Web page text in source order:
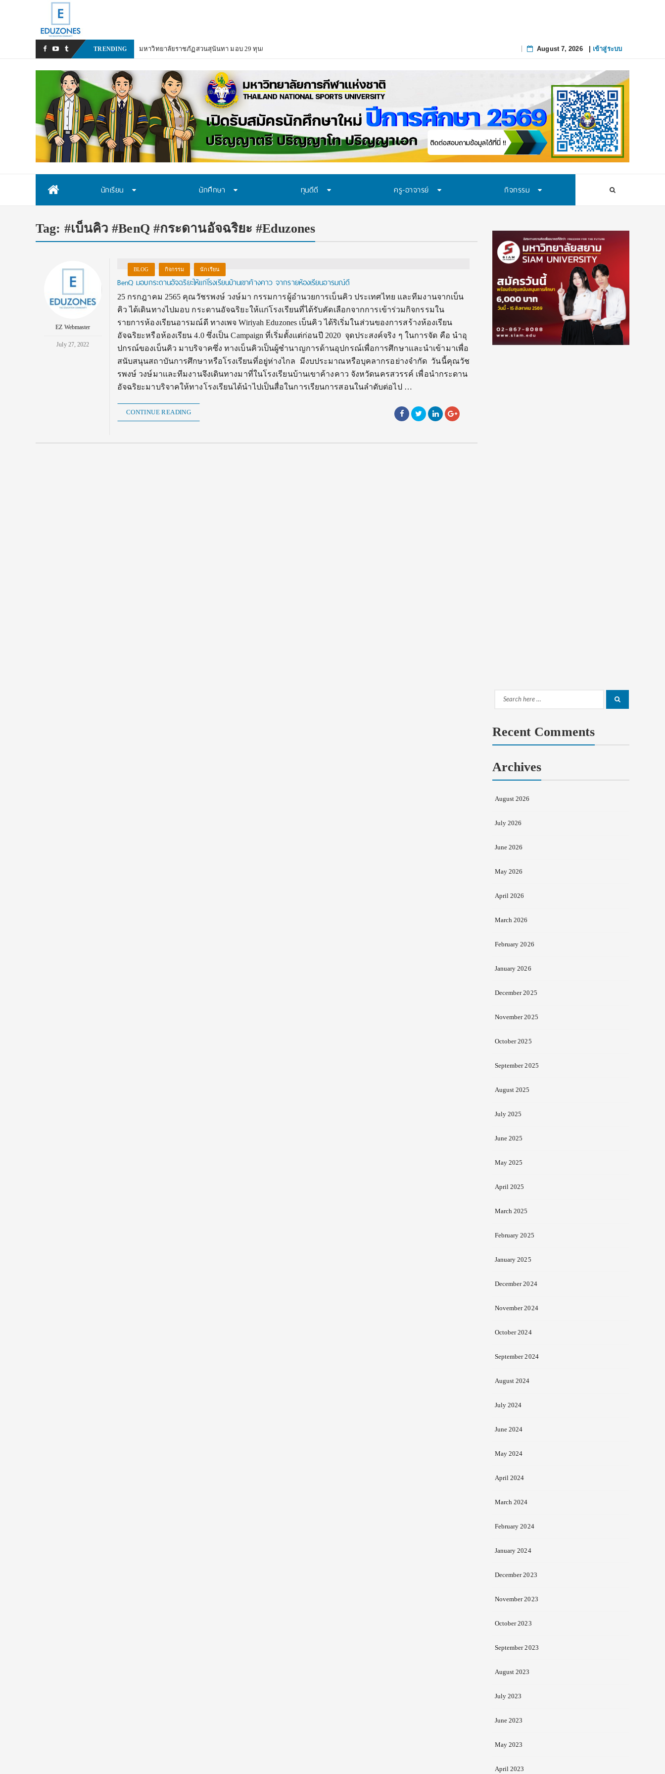
TRENDING
มหาวิทยาลัยราชภัฏสวนสุนันทา มอบ 29 ทุนแบบต่อเนื่องตลอดหลักสูตร สนับสนุนเยาวชนเรียนจนจบ สร้างโอกาสทางการศึกษาอย่างยั่งยืน
August 7, 2026| เข้าสู่ระบบ
นักเรียน นักศึกษา ทุนดีดี ครู-อาจารย์ กิจกรรม
Tag: #เบ็นคิว #BenQ #กระดานอัจฉริยะ #Eduzones
EZ Webmaster
July 27, 2022
BLOG กิจกรรม นักเรียน
BenQ มอบกระดานอัจฉริยะให้แก่โรงเรียนบ้านเขาค้างคาว จากรายห้องเรียนอารมณ์ดี
25 กรกฎาคม 2565 คุณวัชรพงษ์ วงษ์มา กรรมการผู้อำนวยการเบ็นคิว ประเทศไทย และทีมงานจากเบ็น
คิว ได้เดินทางไปมอบ กระดานอัจฉริยะให้เเก่โรงเรียนที่ได้รับคัดเลือกจากการเข้าร่วมกิจกรรมใน
รายการห้องเรียนอารมณ์ดี ทางเพจ Wiriyah Eduzones เบ็นคิว ได้ริเริ่มในส่วนของการสร้างห้องเรียน
อัจฉริยะหรือห้องเรียน 4.0 ซึ่งเป็น Campaign ที่เริ่มตั้งเเต่ก่อนปี 2020 จุดประสงค์จริง ๆ ในการจัด คือ นำอุ
ปกรณ์ของเบ็นคิว มาบริจาคซึ่ง ทางเบ็นคิวเป็นผู้ชำนาญการด้านอุปกรณ์เพื่อการศึกษาเเละนำเข้ามาเพื่อ
สนับสนุนสถาบันการศึกษาหรือโรงเรียนที่อยู่ห่างไกล มีงบประมาณหรือบุคลากรอย่างจำกัด วันนี้คุณวัช
รพงษ์ วงษ์มาเเละทีมงานจึงเดินทางมาที่ในโรงเรียนบ้านเขาค้างคาว จังหวัดนครสวรรค์ เพื่อนำกระดาน
อัจฉริยะมาบริจาคให้ทางโรงเรียนได้นำไปเป็นสื่อในการเรียนการสอนในลำดับต่อไป …
CONTINUE READING
Search
Recent Comments
Archives
August 2026
July 2026
June 2026
May 2026
April 2026
March 2026
February 2026
January 2026
December 2025
November 2025
October 2025
September 2025
August 2025
July 2025
June 2025
May 2025
April 2025
March 2025
February 2025
January 2025
December 2024
November 2024
October 2024
September 2024
August 2024
July 2024
June 2024
May 2024
April 2024
March 2024
February 2024
January 2024
December 2023
November 2023
October 2023
September 2023
August 2023
July 2023
June 2023
May 2023
April 2023